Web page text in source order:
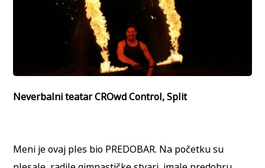
Neverbalni teatar CROwd Control, Split
Meni je ovaj ples bio PREDOBAR. Na početku su